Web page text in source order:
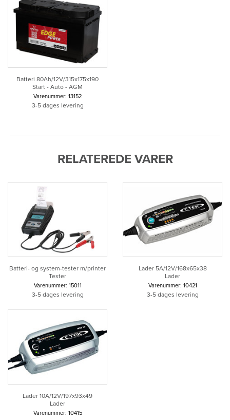
Batteri 80Ah/12V/315x175x190
Start - Auto - AGM
Varenummer: 13152
3-5 dages levering
RELATEREDE VARER
Batteri- og system-tester m/printer
Tester
Varenummer: 15011
3-5 dages levering
Lader 5A/12V/168x65x38
Lader
Varenummer: 10421
3-5 dages levering
Lader 10A/12V/197x93x49
Lader
Varenummer: 10415